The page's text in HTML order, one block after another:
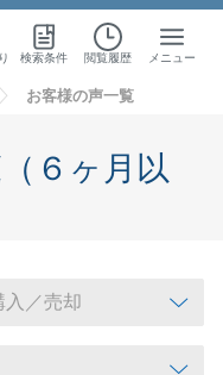
検索条件 閲覧履歴 メニュー
お客様の声一覧
６ヶ月以